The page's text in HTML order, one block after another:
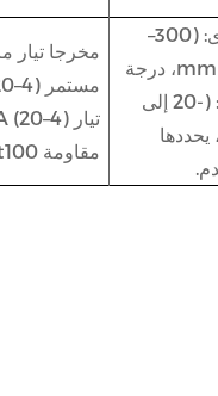
المستوى: (300–
2900) mm، درجة
الحرارة: (-20 إلى
80) °C، يحددها
مخرجا تيار
مقاومة Pt100.